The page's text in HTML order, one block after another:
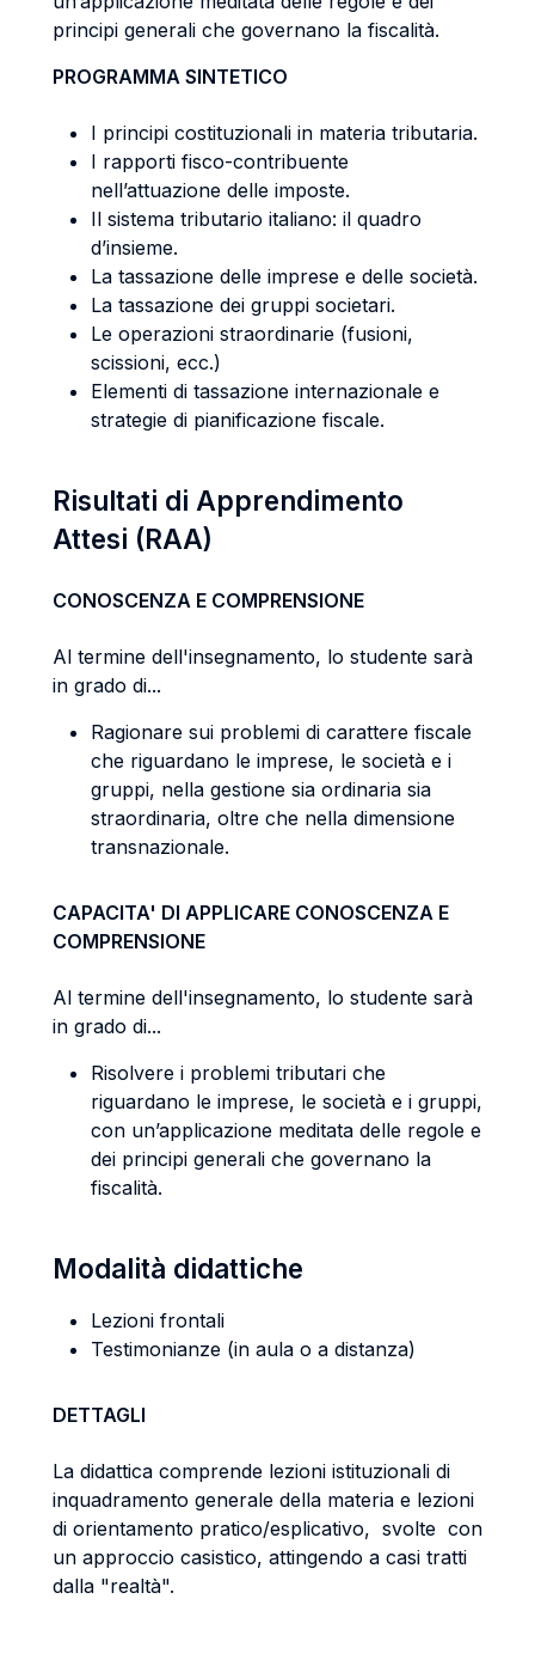
principi generali che governano la fiscalità.
PROGRAMMA SINTETICO
I principi costituzionali in materia tributaria.
I rapporti fisco-contribuente
nell’attuazione delle imposte.
Il sistema tributario italiano: il quadro
d’insieme.
La tassazione delle imprese e delle società.
La tassazione dei gruppi societari.
Le operazioni straordinarie (fusioni,
scissioni, ecc.)
Elementi di tassazione internazionale e
strategie di pianificazione fiscale.
Risultati di Apprendimento
Attesi (RAA)
CONOSCENZA E COMPRENSIONE
Al termine dell'insegnamento, lo studente sarà
in grado di...
Ragionare sui problemi di carattere fiscale
che riguardano le imprese, le società e i
gruppi, nella gestione sia ordinaria sia
straordinaria, oltre che nella dimensione
transnazionale.
CAPACITA' DI APPLICARE CONOSCENZA E
COMPRENSIONE
Al termine dell'insegnamento, lo studente sarà
in grado di...
Risolvere i problemi tributari che
riguardano le imprese, le società e i gruppi,
con un’applicazione meditata delle regole e
dei principi generali che governano la
fiscalità.
Modalità didattiche
Lezioni frontali
Testimonianze (in aula o a distanza)
DETTAGLI
La didattica comprende lezioni istituzionali di
inquadramento generale della materia e lezioni
di orientamento pratico/esplicativo, svolte con
un approccio casistico, attingendo a casi tratti
dalla "realtà".